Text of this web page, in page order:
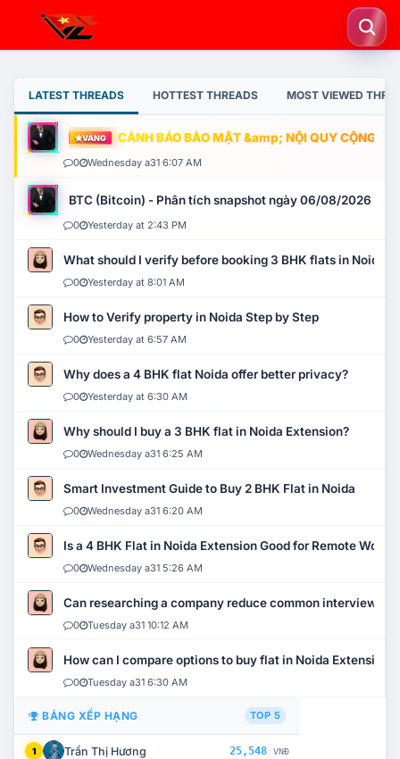
LATEST THREADS HOTTEST THREADS MOST VIEWED
VÀNG CẢNH BÁO BẢO MẬT &amp; NỘI QUY CỘNG
0 Wednesday a31 6:07 AM
BTC (Bitcoin) - Phân tích snapshot ngày 06/08/2026
0 Yesterday at 2:43 PM
What should I verify before booking 3 BHK flats in Noida?
0 Yesterday at 8:01 AM
How to Verify property in Noida Step by Step
0 Yesterday at 6:57 AM
Why does a 4 BHK flat Noida offer better privacy?
0 Yesterday at 6:30 AM
Why should I buy a 3 BHK flat in Noida Extension?
0 Wednesday a31 6:25 AM
Smart Investment Guide to Buy 2 BHK Flat in Noida
0 Wednesday a31 6:20 AM
Is a 4 BHK Flat in Noida Extension Good for Remote Work?
0 Wednesday a31 5:26 AM
Can researching a company reduce common interview
0 Tuesday a31 10:12 AM
How can I compare options to buy flat in Noida Extension?
0 Tuesday a31 6:30 AM
BẢNG XẾP HẠNG TOP 5
1 Trần Thị Hương 25,548 VNĐ